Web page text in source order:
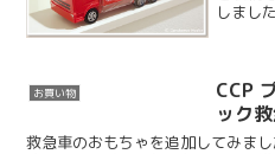
しまし
お買い物
CCP
ック
救急車のおもちゃを追加してみま